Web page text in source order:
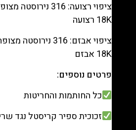
ציפוי רצועה: 316
18K רצועה
ציפוי אבזם: 316
18K אבזם
פרטים נוספים:
כל החותמות והחריטות
זכוכית ספיר קריסטל נגד